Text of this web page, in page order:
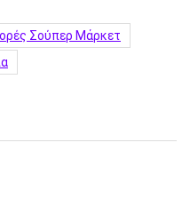
Σούπερ Μάρκετ